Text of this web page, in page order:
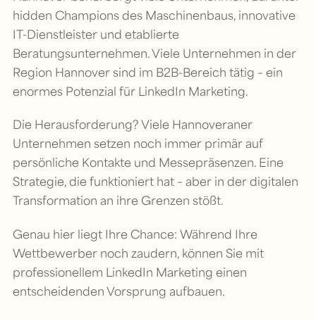
hidden Champions des Maschinenbaus, innovative
IT-Dienstleister und etablierte
Beratungsunternehmen. Viele Unternehmen in der
Region Hannover sind im B2B-Bereich tätig – ein
enormes Potenzial für LinkedIn Marketing.
Die Herausforderung? Viele Hannoveraner
Unternehmen setzen noch immer primär auf
persönliche Kontakte und Messepräsenzen. Eine
Strategie, die funktioniert hat – aber in der digitalen
Transformation an ihre Grenzen stößt.
Genau hier liegt Ihre Chance: Während Ihre
Wettbewerber noch zaudern, können Sie mit
professionellem LinkedIn Marketing einen
entscheidenden Vorsprung aufbauen.